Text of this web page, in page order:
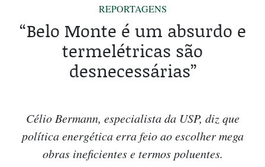
REPORTAGENS
“Belo Monte é um absurdo e
termelétricas são
desnecessárias”
Célio Bermann, especialista da USP, diz que
política energética erra feio ao escolher mega
obras ineficientes e termos poluentes.